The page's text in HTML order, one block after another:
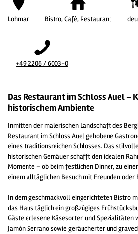
Lohmar Bistro, Café, Restaurant
+49 2206 / 6003-0
Das Restaurant im Schloss Auel –
historischem Ambiente
Inmitten der malerischen Landschaft des
Restaurant im Schloss Auel gehobene
eines traditionsreichen Schlosses. Das
historischen Gemäuer schafft den idealen
Momente – ob beim festlichen Dinner, zu
einem alltäglichen Besuch mit Freunden oder
In dem geschmackvoll eingerichteten Bistro
das Haus täglich ein großzügiges
Gäste erlesene Käsesorten und Spezialitäten
Jamón Serrano sowie geräucherter und